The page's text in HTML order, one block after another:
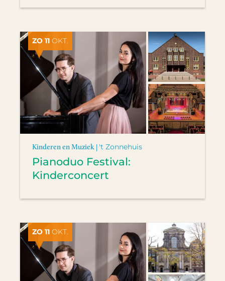
ZO 11 OKT.
Kinderen en Muziek | 't Zonnehuis
Pianoduo Festival:
Kinderconcert
ZO 11 OKT.